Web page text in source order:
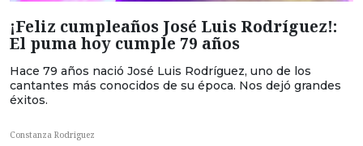
¡Feliz cumpleaños José Luis Rodríguez!:
El puma hoy cumple 79 años
Hace 79 años nació José Luis Rodríguez, uno de los
cantantes más conocidos de su época. Nos dejó grandes
éxitos.
Constanza Rodriguez